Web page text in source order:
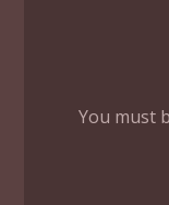
You must